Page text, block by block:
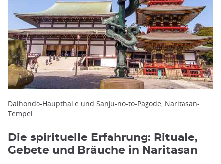
Daihondo-Haupthalle und Sanju-no-to-Pagode, Naritasan-
Tempel
Die spirituelle Erfahrung: Rituale,
Gebete und Bräuche in Naritasan